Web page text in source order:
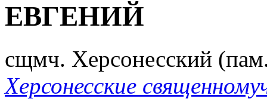
ЕВГЕНИЙ
сщмч. Херсонесский
Херсонесские